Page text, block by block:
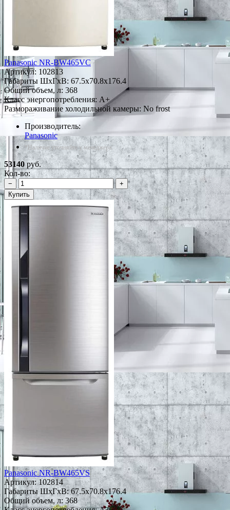
Panasonic NR-BW465VC
Артикул:102813
Габариты ШxГxВ: 67.5x70.8x176.4
Общий объем, л: 368
Класс энергопотребления: A+
Размораживание холодильной камеры: No frost
Производитель:
Panasonic
*Наличие уточняйте у менеджера
53140 руб.
Кол-во:
−
+
Купить
Panasonic NR-BW465VS
Артикул:102814
Габариты ШxГxВ: 67.5x70.8x176.4
Общий объем, л: 368